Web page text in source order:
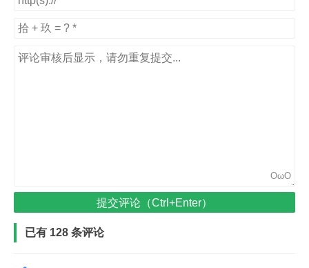
OωO
提交评论（Ctrl+Enter）
已有 128 条评论